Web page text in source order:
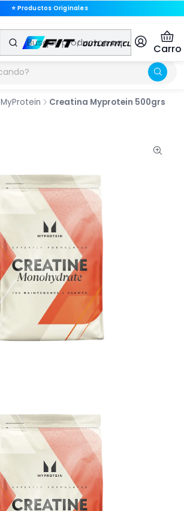
⭐ Productos Originales
Carro
MyProtein Creatina Myprotein 500grs
⭐ Productos Originales